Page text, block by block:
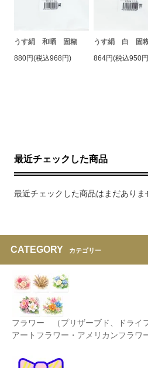
うす絹 和晒 固糊
880円(税込968円)
うす絹 白 固
864円(税込950
最近チェックした商品
最近チェックした商品はまだありま
CATEGORY カテゴリー
フラワー （プリザーブド、ドライ
アートフラワー・アメリカンフラワ